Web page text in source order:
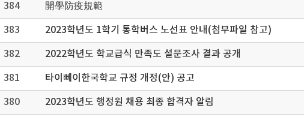
384 開學防疫規範
383 2023학년도 1학기 통학버스 노선표 안내(첨부파일 참고)
382 2022학년도 학교급식 만족도 설문조사 결과 공개
381 타이뻬이한국학교 규정 개정(안) 공고
380 2023학년도 행정원 채용 최종 합격자 알림